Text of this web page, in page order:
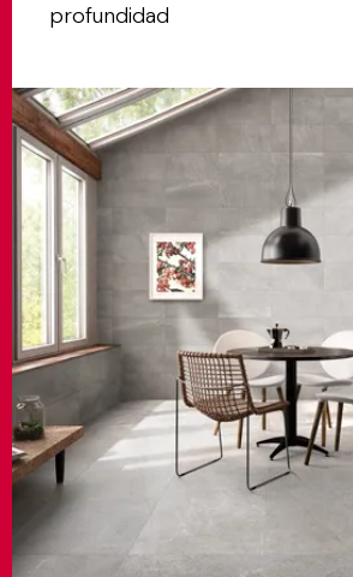
profundidad